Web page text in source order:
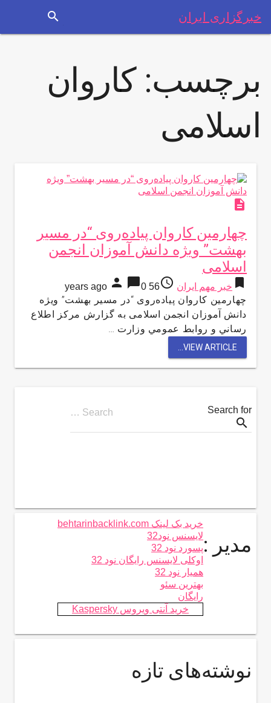
خبرگزاری ایران search
برچسب:کاروان
اسلامی
description
چهارمین کاروان پیاده‌روی “در مسیر
بهشت” ویژه دانش آموزان انجمن
اسلامی
bookmark خبر مهم ایران access_time
56 years ago
person chat_bubble0
چهارمین کاروان پیاده‌روی “در مسیر بهشت” ویژه
دانش آموزان انجمن اسلامی به گزارش مركز اطلاع
رساني و روابط عمومي وزارت …
VIEW ARTICLE...
Search for
Search …
search
مدیر :
خرید بک لینک behtarinbacklink.com
لایسنس نود32
پسورد نود 32
اوکلی لایسنس رایگان نود 32
همیار نود 32
بهترین سئو
رایگان
خرید آنتی ویروس Kaspersky
نوشته‌های تازه